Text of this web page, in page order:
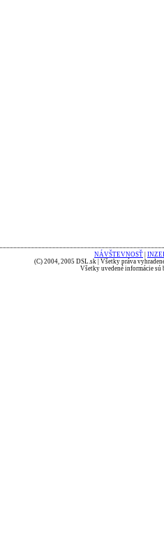
NÁVŠTEVNOSŤ
(C) 2004, 2005 DSL.sk | Všetky práva
Všetky uvedené informácie sú